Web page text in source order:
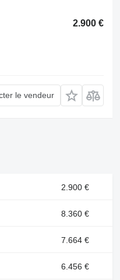
2.900 €
le vendeur
2.900 €
8.360 €
7.664 €
6.456 €